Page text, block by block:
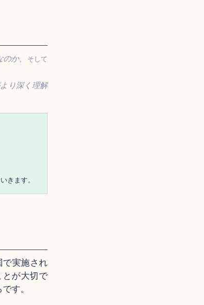
か、 そして
り深く理解
きます。
で実施され
とが大切で
す。